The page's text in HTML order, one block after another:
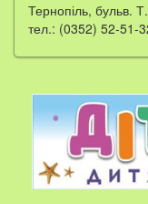
Тернопіль, бульв.
тел.: (0352) 52-51-